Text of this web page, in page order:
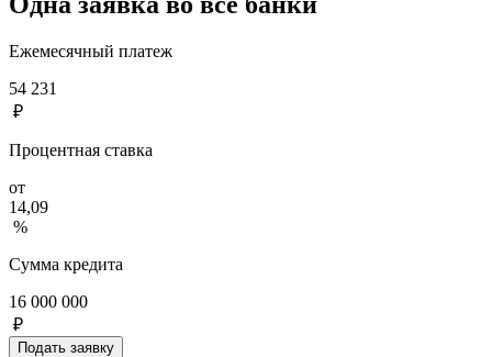
Ежемесячный платеж
54 231
₽
Процентная ставка
от
14,09
%
Сумма кредита
16 000 000
₽
Подать заявку